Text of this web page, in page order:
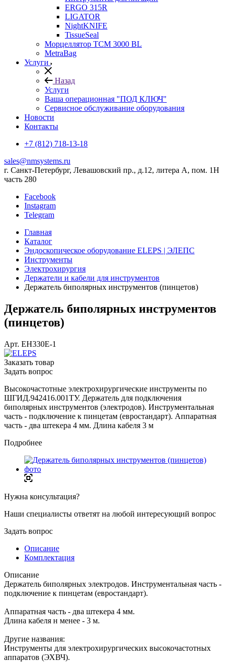
ERGO 315R
LIGATOR
NightKNIFE
TissueSeal
Морцеллятор ТСМ 3000 BL
MetraBag
Услуги
Назад
Услуги
Ваша операционная "ПОД КЛЮЧ"
Сервисное обслуживание оборудования
Новости
Контакты
+7 (812) 718-13-18
sales@nmsystems.ru
г. Санкт-Петербург, Левашовский пр., д.12, литера А, пом. 1Н
часть 280
Facebook
Instagram
Telegram
Главная
Каталог
Эндоскопическое оборудование ELEPS | ЭЛЕПС
Инструменты
Электрохирургия
Держатели и кабели для инструментов
Держатель биполярных инструментов (пинцетов)
Держатель биполярных инструментов
(пинцетов)
Арт. EH330E-1
Заказать товар
Задать вопрос
Высокочастотные электрохирургические инструменты по
ШГИД.942416.001ТУ. Держатель для подключения
биполярных инструментов (электродов). Инструментальная
часть - подключение к пинцетам (евростандарт). Аппаратная
часть - два штекера 4 мм. Длина кабеля 3 м
Подробнее
Нужна консультация?
Наши специалисты ответят на любой интересующий вопрос
Задать вопрос
Описание
Комплектация
Описание
Держатель биполярных электродов. Инструментальная часть -
подключение к пинцетам (евростандарт).
Аппаратная часть - два штекера 4 мм.
Длина кабеля н менее - 3 м.
Другие названия:
Инструменты для электрохирургических высокочастотных
аппаратов (ЭХВЧ).